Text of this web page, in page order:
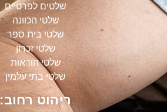
שלטים לפרטיים
שלטי הכוונה
שלטי בית ספר
שלטי זכרון
שלטי הוראות
שלטי בתי עלמין
ריהוט רחוב: